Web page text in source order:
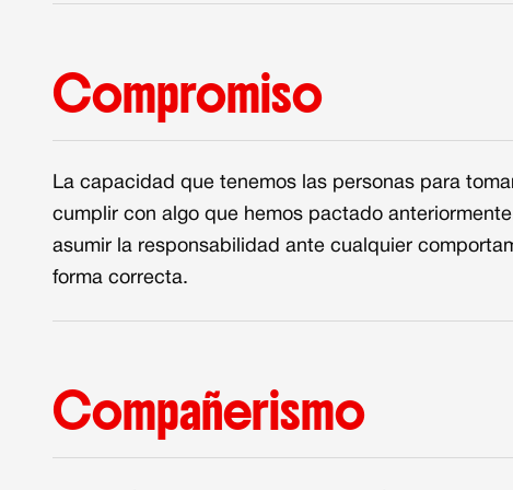
Compromiso
La capacidad que tenemos las personas para
cumplir con algo que hemos pactado
asumir la responsabilidad ante cualquier
forma correcta.
Compañerismo